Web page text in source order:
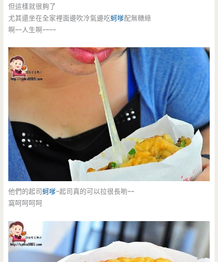
但這樣就很夠了
尤其還坐在全家裡面邊吹冷氣邊吃蚵嗲配無糖綠
啊~~人生啊~~~~
他們的起司蚵嗲~起司真的可以拉很長喲~~
窩呵呵呵呵